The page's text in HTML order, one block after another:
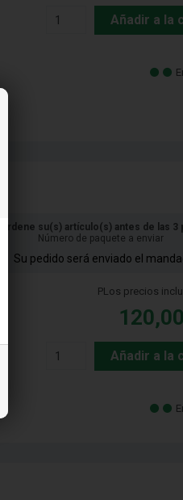
Añadir a la
Ordene su(s) artículo(s) antes de las 3
Número de paquete a enviar
Su pedido será enviado el
PLos precios
120,00
Añadir a la